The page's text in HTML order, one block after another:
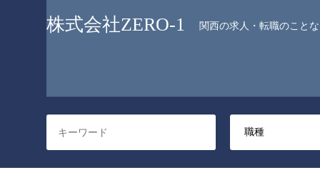
株式会社ZERO-1 関西の求人・転職のこと